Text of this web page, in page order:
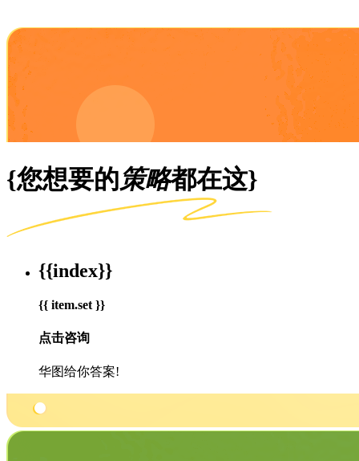
{您想要的策略都在这}
{{index}}
{{ item.set }}
点击咨询
华图给你答案!